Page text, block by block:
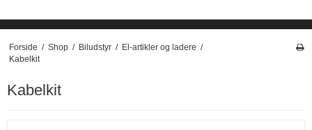
Forside / Shop / Biludstyr / El-artikler og ladere /
Kabelkit
Kabelkit